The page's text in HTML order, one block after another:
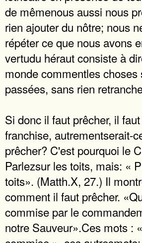
de mêmenous aussi nous
rien ajouter du nôtre; nous
répéter ce que nous avons
vertudu héraut consiste à
monde commentles choses
passées, sans rien
Si donc il faut prêcher, il
franchise, autrementserait-
prêcher? C'est pourquoi le
Parlezsur les toits, mais: «
toits». (Matth.X, 27.) Il
comment il faut prêcher.
commise par le
notre Sauveur».Ces mots :